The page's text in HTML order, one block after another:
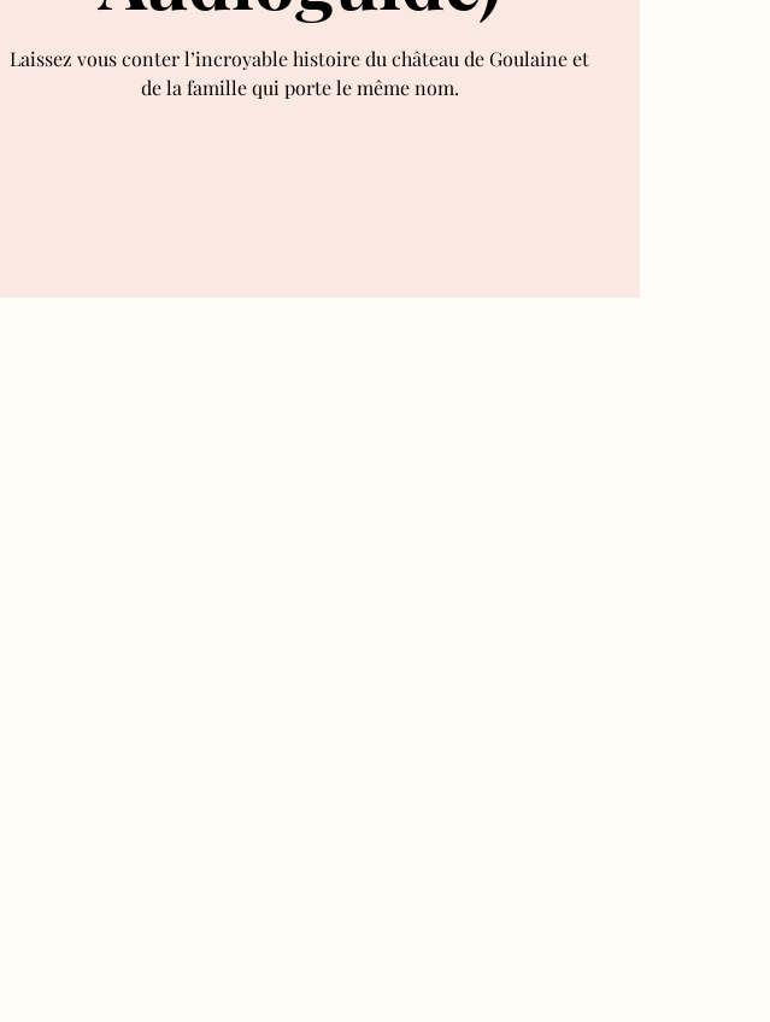
Laissez vous conter l’incroyable histoire du château de Goulaine et
de la famille qui porte le même nom.